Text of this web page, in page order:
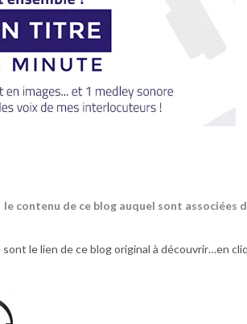
contenu de ce blog auquel sont associées
le lien de ce blog original à découvrir…en